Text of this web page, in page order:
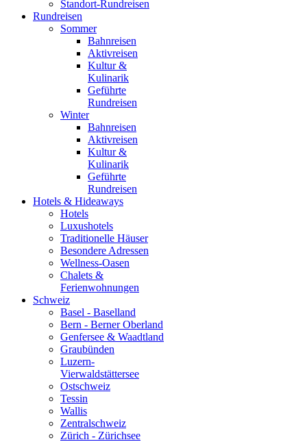
Standort-Rundreisen
Rundreisen
Sommer
Bahnreisen
Aktivreisen
Kultur &
Kulinarik
Geführte
Rundreisen
Winter
Bahnreisen
Aktivreisen
Kultur &
Kulinarik
Geführte
Rundreisen
Hotels & Hideaways
Hotels
Luxushotels
Traditionelle Häuser
Besondere Adressen
Wellness-Oasen
Chalets &
Ferienwohnungen
Schweiz
Basel - Baselland
Bern - Berner Oberland
Genfersee & Waadtland
Graubünden
Luzern-
Vierwaldstättersee
Ostschweiz
Tessin
Wallis
Zentralschweiz
Zürich - Zürichsee